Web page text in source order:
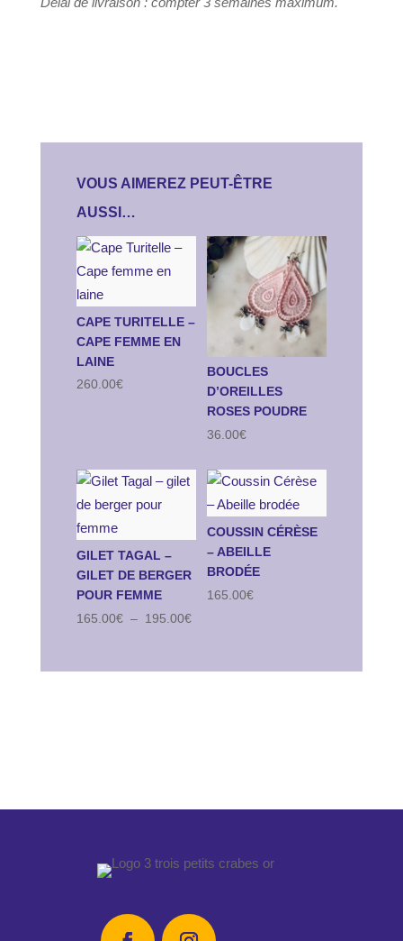
VOUS AIMEREZ PEUT-ÊTRE
AUSSI…
CAPE TURITELLE –
CAPE FEMME EN
LAINE
260.00€
BOUCLES
D’OREILLES
ROSES POUDRE
36.00€
GILET TAGAL –
GILET DE BERGER
POUR FEMME
165.00€ – 195.00€Plage
COUSSIN CÉRÈSE
– ABEILLE
BRODÉE
165.00€